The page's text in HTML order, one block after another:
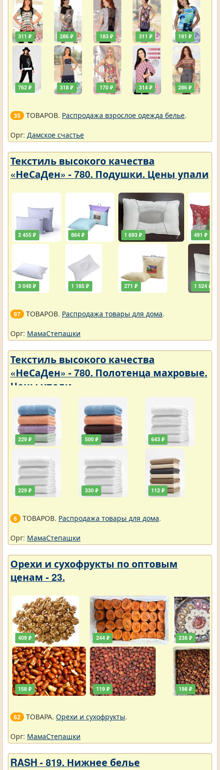
311 ₽
762 ₽
286 ₽
318 ₽
183 ₽
170 ₽
311 ₽
314 ₽
191 ₽
286 ₽
35 ТОВАРОВ. Распродажа взрослое одежда белье.
Орг: Дамское счастье
Текстиль высокого качества
«НеСаДен» - 780. Подушки. Цены упали
2 455 ₽
3 048 ₽
864 ₽
1 185 ₽
1 693 ₽
271 ₽
491 ₽
1 524 ₽
97 ТОВАРОВ. Распродажа товары для дома.
Орг: МамаСтепашки
Текстиль высокого качества
«НеСаДен» - 780. Полотенца махровые.
Цены упали
229 ₽
229 ₽
500 ₽
330 ₽
643 ₽
112 ₽
6 ТОВАРОВ. Распродажа товары для дома.
Орг: МамаСтепашки
Орехи и сухофрукты по оптовым
ценам - 23.
409 ₽
158 ₽
244 ₽
119 ₽
238 ₽
198 ₽
62 ТОВАРА. Орехи и сухофрукты.
Орг: МамаСтепашки
RASH - 819. Нижнее белье